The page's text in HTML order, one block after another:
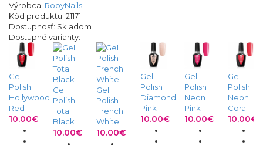
Výrobca: RobyNails
Kód produktu: 21171
Dostupnosť: Skladom
Dostupné varianty:
Gel
Polish
Hollywood
Red
10.00€
Gel
Polish
Total
Black
10.00€
Gel
Polish
French
White
10.00€
Gel
Polish
Diamond
Pink
10.00€
Gel
Polish
Neon
Pink
10.00€
Gel
Polish
Neon
Coral
10.00€